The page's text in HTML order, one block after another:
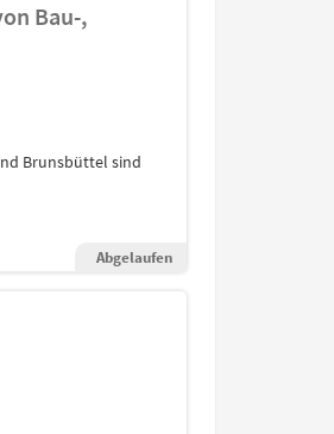
Bau-,
Brunsbüttel sind
Abgelaufen